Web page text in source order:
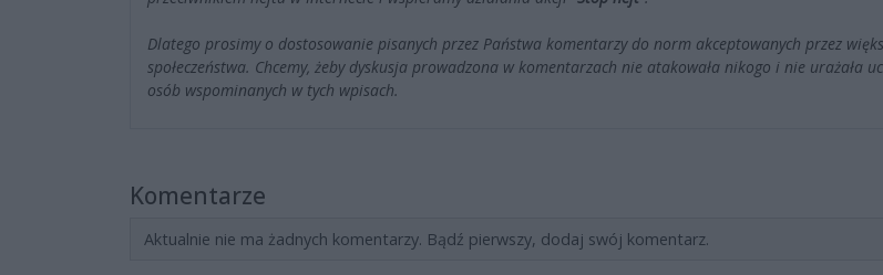
Dlatego prosimy o dostosowanie pisanych przez Państwa komentarzy do norm akceptowanych przez
społeczeństwa. Chcemy, żeby dyskusja prowadzona w komentarzach nie atakowała nikogo i nie urażała
osób wspominanych w tych wpisach.
Komentarze
Aktualnie nie ma żadnych komentarzy. Bądź pierwszy, dodaj swój komentarz.